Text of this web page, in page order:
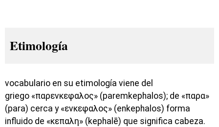
Etimología
vocabulario en su etimología viene del
griego «παρενκεφαλος» (paremkephalos); de «παρα»
(para) cerca y «ενκεφαλος» (enkephalos) forma
influido de «κεπαλη» (kephalē) que significa cabeza.